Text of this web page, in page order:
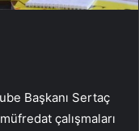
Başkanı Sertaç
çalışmaları